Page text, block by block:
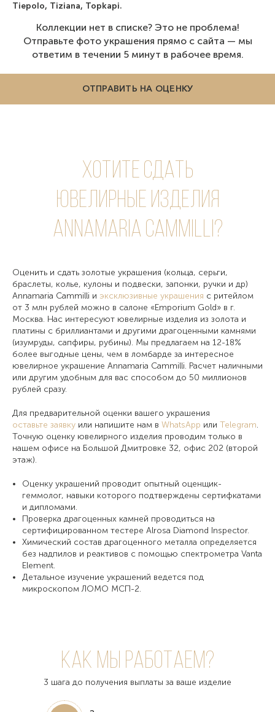
Tiepolo, Tiziana, Topkapi.
Коллекции нет в списке? Это не проблема!
Отправьте фото украшения прямо с сайта — мы
ответим в течении 5 минут в рабочее время.
ОТПРАВИТЬ НА ОЦЕНКУ
Хотите сдать
ювелирные изделия
Annamaria Cammilli?
Оценить и сдать золотые украшения (кольца, серьги,
браслеты, колье, кулоны и подвески, запонки, ручки и др)
Annamaria Cammilli и эксклюзивные украшения с ритейлом
от 3 млн рублей можно в салоне «Emporium Gold» в г.
Москва. Нас интересуют ювелирные изделия из золота и
платины с бриллиантами и другими драгоценными камнями
(изумруды, сапфиры, рубины). Мы предлагаем на 12-18%
более выгодные цены, чем в ломбарде за интересное
ювелирное украшение Annamaria Cammilli. Расчет наличными
или другим удобным для вас способом до 50 миллионов
рублей сразу.
Для предварительной оценки вашего украшения
оставьте заявку или напишите нам в WhatsApp или Telegram.
Точную оценку ювелирного изделия проводим только в
нашем офисе на Большой Дмитровке 32, офис 202 (второй
этаж).
Оценку украшений проводит опытный оценщик-
геммолог, навыки которого подтверждены сертифкатами
и дипломами.
Проверка драгоценных камней проводиться на
сертифицированном тестере Alrosa Diamond Inspector.
Химический состав драгоценного металла определяется
без надпилов и реактивов с помощью спектрометра Vanta
Element.
Детальное изучение украшений ведется под
микроскопом ЛОМО МСП-2.
Как мы работаем?
3 шага до получения выплаты за ваше изделие